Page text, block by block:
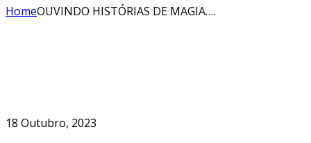
HomeOUVINDO HISTÓRIAS DE MAGIA….
18 Outubro, 2023